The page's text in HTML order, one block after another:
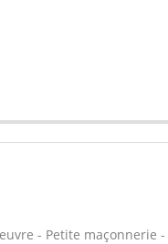
- Petite maçonnerie